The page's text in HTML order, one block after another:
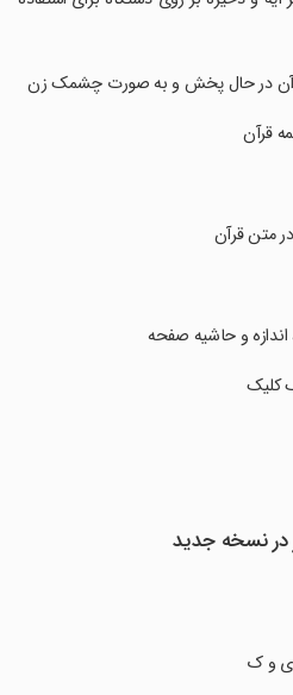
آن در حال پخش و به صورت چشمک زن
قرآن
متن قرآن
و حاشیه صفحه
کلیک
در نسخه جدید
ی و ک